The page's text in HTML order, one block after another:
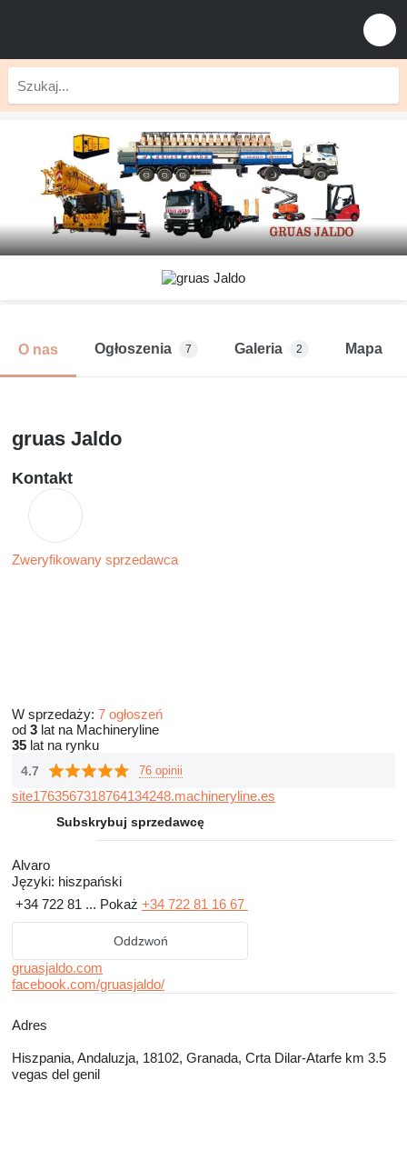
O nas Ogłoszenia 7 Galeria 2 Mapa
gruas Jaldo
Kontakt
Zweryfikowany sprzedawca
W sprzedaży: 7 ogłoszeń
od 3 lat na Machineryline
35 lat na rynku
4.7 76 opinii
site1763567318764134248.machineryline.es
Subskrybuj sprzedawcę
Alvaro
Języki: hiszpański
+34 722 81 ... Pokaż +34 722 81 16 67
Oddzwoń
gruasjaldo.com
facebook.com/gruasjaldo/
Adres
Hiszpania, Andaluzja, 18102, Granada, Crta Dilar-Atarfe km 3.5
vegas del genil